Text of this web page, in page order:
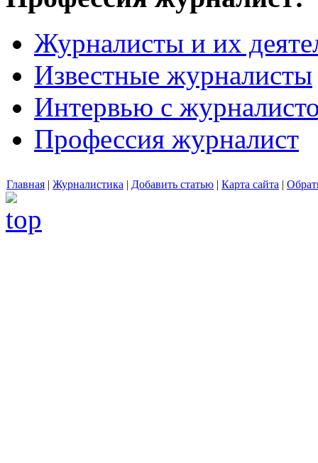
Журналисты и их
Известные журналисты
Интервью с
Профессия журналист
Главная | Журналистика | Добавить статью | Карта сайта |